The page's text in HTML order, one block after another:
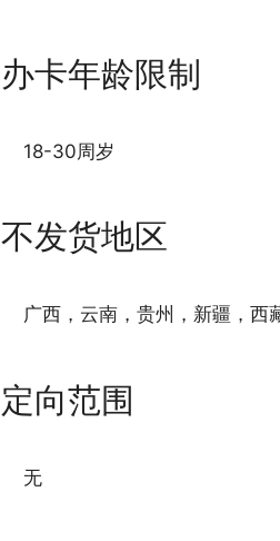
办卡年龄限制
18-30周岁
不发货地区
广西，云南，贵州，新疆，西
定向范围
无